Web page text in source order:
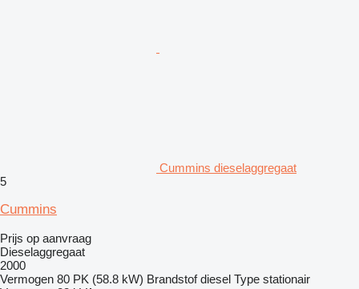
Cummins dieselaggregaat
5
Cummins
Prijs op aanvraag
Dieselaggregaat
2000
Vermogen 80 PK (58.8 kW) Brandstof diesel Type stationair